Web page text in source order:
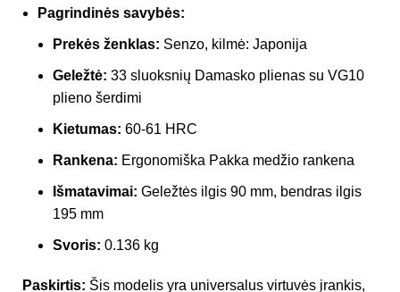
Pagrindinės savybės:
Prekės ženklas: Senzo, kilmė: Japonija
Geležtė: 33 sluoksnių Damasko plienas su VG10
plieno šerdimi
Kietumas: 60-61 HRC
Rankena: Ergonomiška Pakka medžio rankena
Išmatavimai: Geležtės ilgis 90 mm, bendras ilgis
195 mm
Svoris: 0.136 kg
Paskirtis: Šis modelis yra universalus virtuvės įrankis,